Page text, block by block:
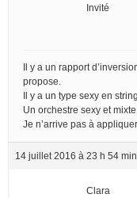
Invité
Il y a un rapport
propose.
Il y a un type sexy en
Un orchestre sexy et mixte.
Je n’arrive pas à
14 juillet 2016 à 23 h 54 min
Clara